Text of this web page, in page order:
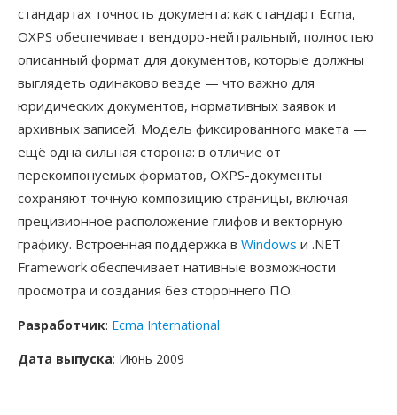
стандартах точность документа: как стандарт Ecma,
OXPS обеспечивает вендоро-нейтральный, полностью
описанный формат для документов, которые должны
выглядеть одинаково везде — что важно для
юридических документов, нормативных заявок и
архивных записей. Модель фиксированного макета —
ещё одна сильная сторона: в отличие от
перекомпонуемых форматов, OXPS-документы
сохраняют точную композицию страницы, включая
прецизионное расположение глифов и векторную
графику. Встроенная поддержка в Windows и .NET
Framework обеспечивает нативные возможности
просмотра и создания без стороннего ПО.
Разработчик: Ecma International
Дата выпуска: Июнь 2009